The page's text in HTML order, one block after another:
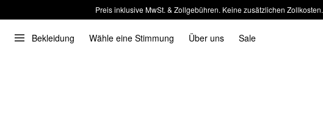
Preis inklusive MwSt. & Zollgebühren. Keine zusätzlichen Zollkosten.
Bekleidung Wähle eine Stimmung Über uns Sale